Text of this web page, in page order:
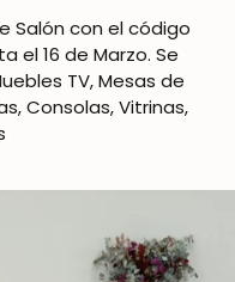
Salón con el código
el 16 de Marzo. Se
TV, Mesas de
Consolas, Vitrinas,